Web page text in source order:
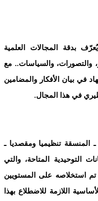
بدقة المجالات العلمية
والتصورات، والسياسات.. مع
في بيان الأفكار والمضامين
في هذا المجال.
المنسقة تنظيميا ومقصديا ـ
التوحيدية المتاحة، والتي
استخلاصه على المستويين
اللازمة للاضطلاع بهذا